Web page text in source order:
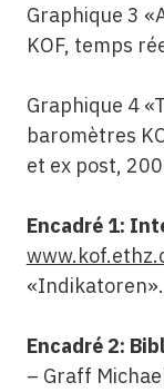
Graphique 3
KOF, temps
Graphique 4
baromètres
et ex post,
Encadré 1:
«Indikatoren».
Encadré 2:
– Graff